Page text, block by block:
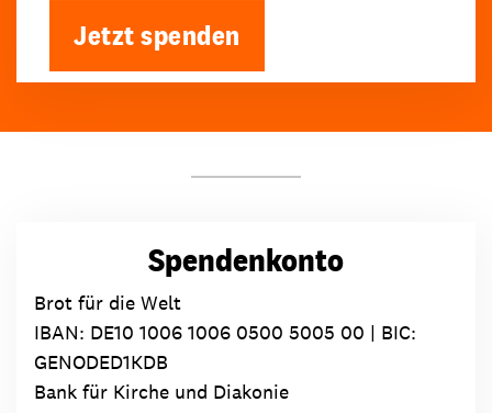
Jetzt spenden
Spendenkonto
Brot für die Welt
IBAN: DE10 1006 1006 0500 5005 00 | BIC:
GENODED1KDB
Bank für Kirche und Diakonie